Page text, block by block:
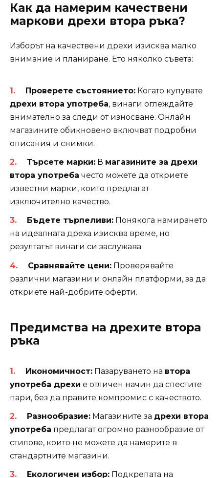
Как да намерим качествени
маркови дрехи втора ръка?
Изборът на качествени дрехи изисква малко
внимание и планиране. Ето няколко съвета:
Проверете състоянието:Когато купувате
дрехи втора употреба, винаги оглеждайте
внимателно за следи от износване. Онлайн
магазините обикновено включват подробни
описания и снимки.
Търсете марки:В магазините за дрехи
втора употреба често можете да откриете
известни марки, които предлагат
изключително качество.
Бъдете търпеливи:Понякога намирането
на идеалната дреха изисква време, но
резултатът винаги си заслужава.
Сравнявайте цени:Проверявайте
различни магазини и онлайн платформи, за да
откриете най-добрите оферти.
Предимства на дрехите втора
ръка
Икономичност:Пазаруването на втора
употреба дрехи е отличен начин да спестите
пари, без да правите компромис с качеството.
Разнообразие:Магазините за дрехи втора
употреба предлагат огромно разнообразие от
стилове, които не можете да намерите в
стандартните магазини.
Екологичен избор:Подкрепата на